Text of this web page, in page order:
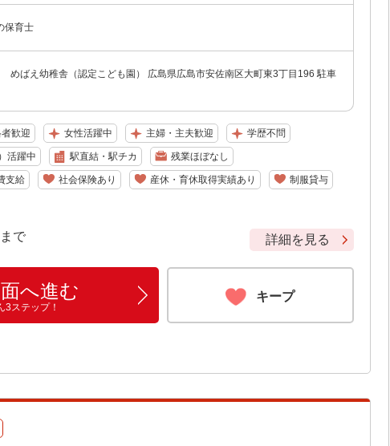
保育士
めばえ幼稚舎（認定こども園） 広島県広島市安佐南区大町東3丁目196 駐車
歓迎 女性活躍中 主婦・主夫歓迎 学歴不問
活躍中 駅直結・駅チカ 残業ほぼなし
支給 社会保険あり 産休・育休取得実績あり 制服貸与
で 詳細を見る
へ進む
3ステップ！
キープ